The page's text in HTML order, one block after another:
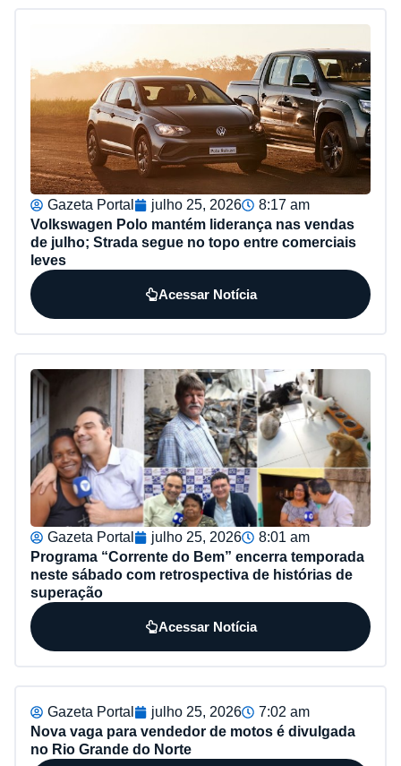
Gazeta Portal julho 25, 2026
8:17 am
Volkswagen Polo mantém liderança nas vendas
de julho; Strada segue no topo entre comerciais
leves
Acessar Notícia
Gazeta Portal julho 25, 2026
8:01 am
Programa “Corrente do Bem” encerra temporada
neste sábado com retrospectiva de histórias de
superação
Acessar Notícia
Gazeta Portal julho 25, 2026
7:02 am
Nova vaga para vendedor de motos é divulgada
no Rio Grande do Norte